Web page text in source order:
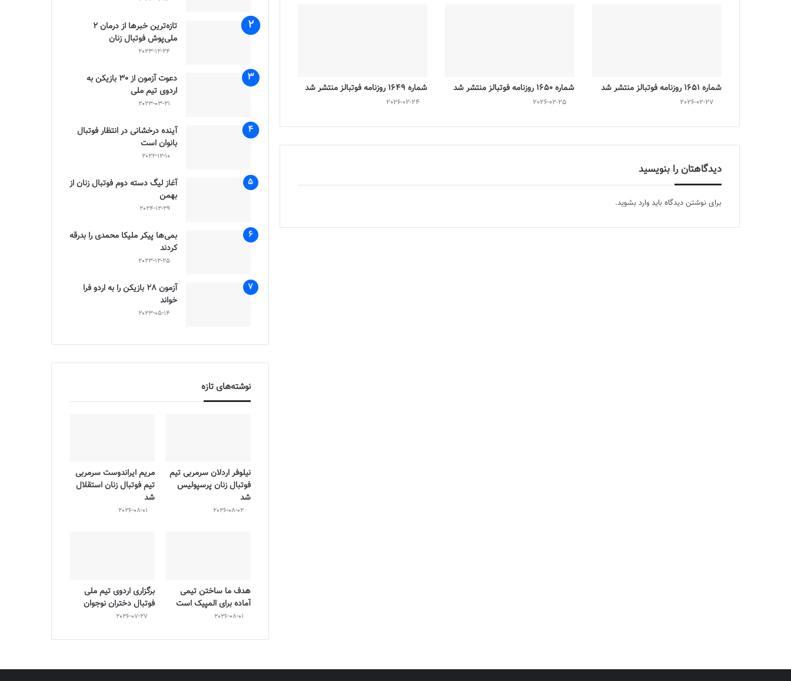
شماره 1651 روزنامه فوتبالز منتشر شد
2026-02-27
شماره 1650 روزنامه فوتبالز منتشر شد
2026-02-25
شماره 1649 روزنامه فوتبالز منتشر شد
2026-02-24
دیدگاهتان را بنویسید
برای نوشتن دیدگاه باید وارد بشوید.
تازه‌ترین خبرها از درمان ۲
ملی‌پوش فوتبال زنان
2023-12-24
دعوت آزمون از 30 بازیکن به
اردوی تیم ملی
2023-03-21
آینده درخشانی در انتظار فوتبال
بانوان است
2022-12-10
آغاز لیگ دسته دوم فوتبال زنان از
بهمن
2024-12-29
بمی‌ها پیکر ملیکا محمدی را بدرقه
کردند
2023-12-25
آزمون 28 بازیکن را به اردو فرا
خواند
2023-05-14
نوشته‌های تازه
نیلوفر اردلان سرمربی تیم
فوتبال زنان پرسپولیس
شد
2026-08-02
مریم ایراندوست سرمربی
تیم فوتبال زنان استقلال
شد
2026-08-01
هدف ما ساختن تیمی
آماده برای المپیک است
2026-08-01
برگزاری اردوی تیم ملی
فوتبال دختران نوجوان
2026-07-27